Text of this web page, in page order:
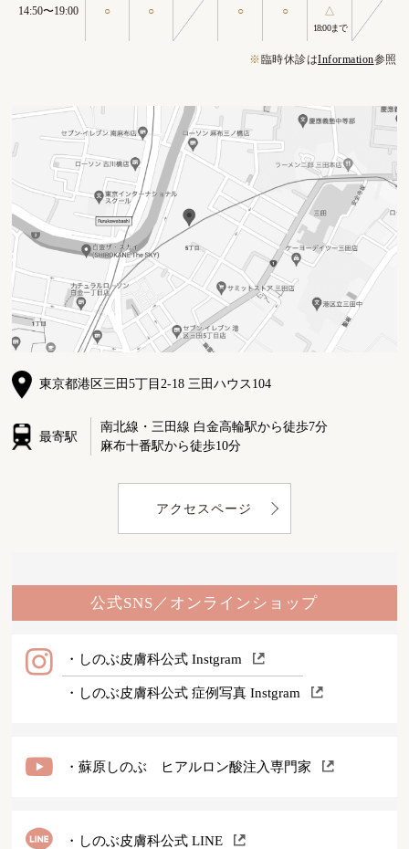
14:50〜19:00 ○ ○ ○ ○ △
18:00まで
※ 臨時休診はInformation参照
東京都港区三田5丁目2-18 三田ハウス104
最寄駅
南北線・三田線 白金高輪駅から徒歩7分
麻布十番駅から徒歩10分
アクセスページ
公式SNS／オンラインショップ
・しのぶ皮膚科公式 Instgram
・しのぶ皮膚科公式 症例写真 Instgram
・蘇原しのぶ ヒアルロン酸注入専門家
・しのぶ皮膚科公式 LINE